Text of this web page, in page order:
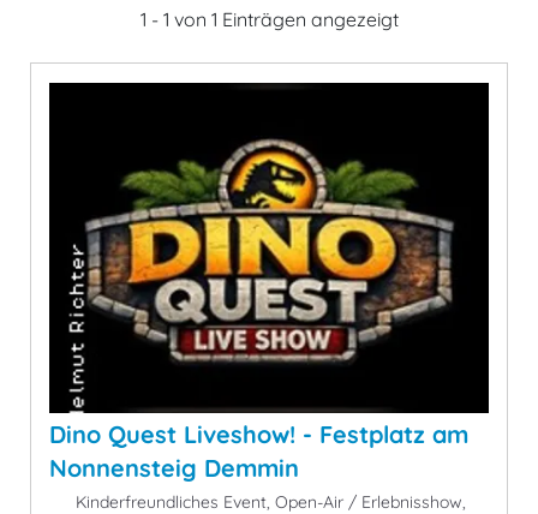
1 - 1 von 1 Einträgen angezeigt
Dino Quest Liveshow! - Festplatz am
Nonnensteig Demmin
Kinderfreundliches Event, Open-Air / Erlebnisshow,